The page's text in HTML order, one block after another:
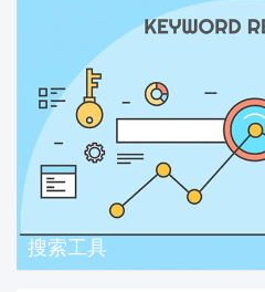
搜索工具